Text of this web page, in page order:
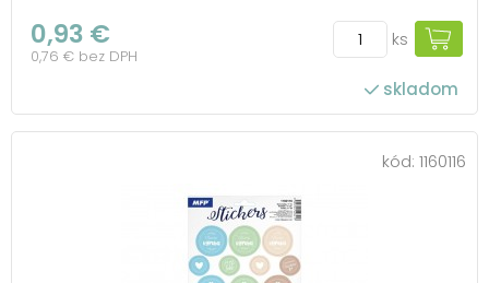
0,93 €
0,76 € bez DPH
ks
skladom
kód: 1160116